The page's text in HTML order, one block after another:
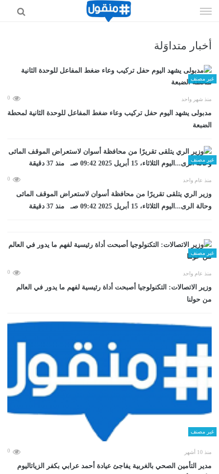
الى
أخبار متداوَلة
غير مصنف
منذ شهر واحد 0
مدبولى يشهد اليوم حفل تركيب وعاء ضغط المفاعل للوحدة الثانية لمحطة
الضبعة
غير مصنف
منذ عام واحد 0
وزير الري يتلقى تقريرًا من محافظة أسوان لاستعراض الموقف المائى
وحالة الرى...اليوم الثلاثاء، 15 أبريل 2025 09:42 صـ منذ 37 دقيقة
غير مصنف
منذ عام واحد 0
وزير الاتصالات: التكنولوجيا أصبحت أداة رئيسية لفهم ما يدور في العالم
من حولنا
غير مصنف
منذ 10 أشهر 0
مدير التأمين الصحي بالغربية يفاجئ عيادة أحمد عرابي بكفر الزياتاليوم